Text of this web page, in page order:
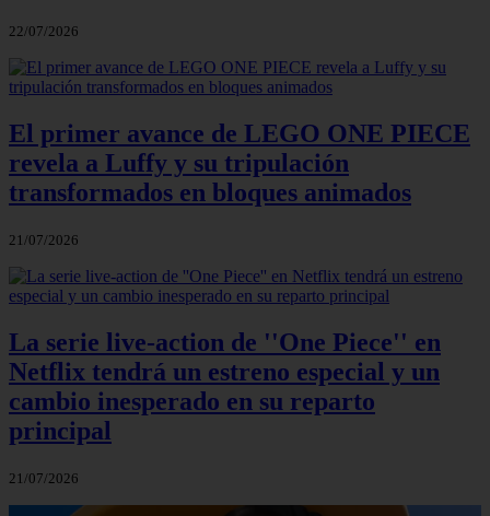
22/07/2026
El primer avance de LEGO ONE PIECE
revela a Luffy y su tripulación
transformados en bloques animados
21/07/2026
La serie live-action de ''One Piece'' en
Netflix tendrá un estreno especial y un
cambio inesperado en su reparto
principal
21/07/2026